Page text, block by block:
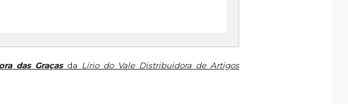
das Graçasda
Lírio do Vale Distribuidora de Artigos